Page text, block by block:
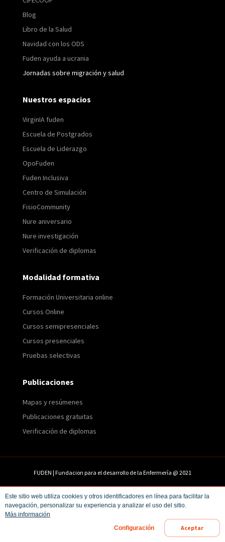
Este sitio web utiliza cookies y otros identificadores en línea para facilitar la
navegación, personalizar su experiencia y analizar el uso del sitio.
Más información
Configuración Aceptar
Blog
Libro de la Salud
Navidad con los ODS
Fuden ayuda a ucrania
Jornadas sobre migración y salud
Nuestros espacios
VirginIA fuden
Escuela de Postgrados
Escuela de Liderazgo
OpoFuden
Fuden Inclusiva
Centro de Simulación
FisioCommunity
Nure aniversario
Nure investigación
Verificación de diplomas
Modalidad formativa
Formación Universitaria online
Cursos Online
Cursos semipresenciales
Cursos presenciales
Pruebas selectivas
Publicaciones
Mapas y resúmenes
Publicaciones gratuitas
Verificación de diplomas
FUDEN | Fundacion para el desarrollo de la Enfermería @ 2021
Prensa
Condiciones de uso
Política de privacidad y protección de datos
Condiciones de compra